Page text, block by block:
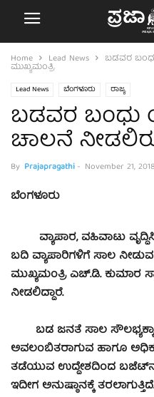
Home Lead News ಬಡವರ
ಮುಖ್ಯಮಂತ್ರಿ
Lead News ಬೆಂಗಳೂರು ರಾಜ್ಯ
ಬಡವರ
ಚಾಲನೆ
By Prajapragathi- November 21, 2018
ಬೆಂಗಳೂರು
ವ್ಯಾಪಾರ, ವಹಿವಾಟು
ಬದಿ ವ್ಯಾಪಾರಿಗಳಿಗೆ ಸಾಲ
ಮುಖ್ಯಮಂತ್ರಿ ಎಚ್.ಡಿ. ಕುಮಾರ
ನೀಡಲಿದ್ದಾರೆ.
ಬಡ ಜನತೆ ಸಾಲ
ಅವಲಂಬಿತರಾಗುವ ಹಾಗೂ ಅಧಿಕ
ತಡೆಯುವ ಉದ್ದೇಶದಿಂದ
ಇದೀಗ ಅನುಷ್ಠಾನಕ್ಕೆ ತರಲಾಗುತ್ತಿದೆ.